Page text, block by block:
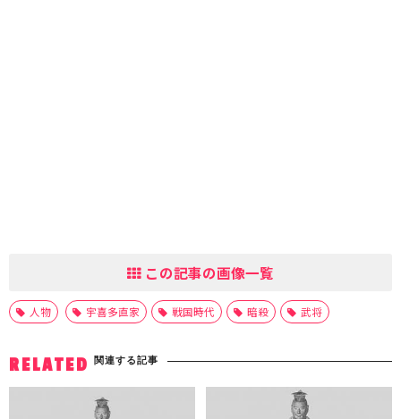
この記事の画像一覧
人物 宇喜多直家 戦国時代 暗殺 武将
RELATED 関連する記事